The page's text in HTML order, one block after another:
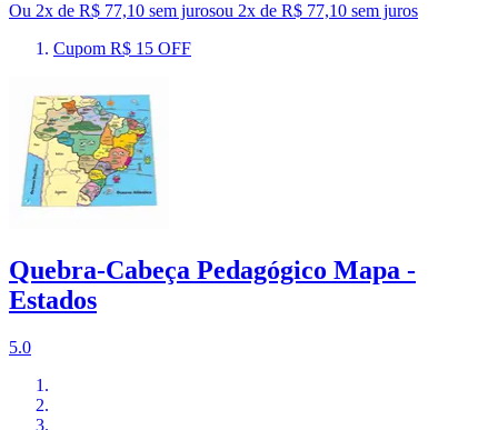
Ou 2x de R$ 77,10 sem jurosou 2x de R$ 77,10 sem juros
Cupom R$ 15 OFF
Quebra-Cabeça Pedagógico Mapa -
Estados
5.0